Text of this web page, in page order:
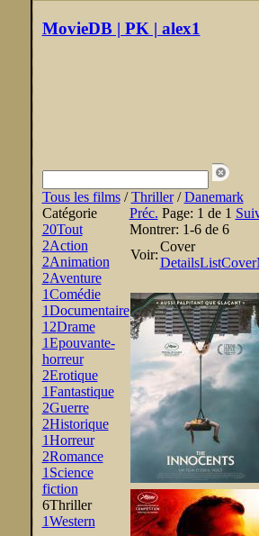
MovieDB | PK | alex1
Tous les films/Thriller/Danemark
Catégorie
20Tout
2Action
2Animation
2Aventure
1Comédie
1Documentaire
12Drame
1Epouvante-
horreur
2Erotique
1Fantastique
2Guerre
2Historique
1Horreur
2Romance
1Science
fiction
6Thriller
1Western
Préc. Page: 1 de 1
Montrer: 1-6 de 6
Voir:
Cover
DetailsListCover